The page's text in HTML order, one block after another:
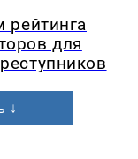
рейтинга
для
↓